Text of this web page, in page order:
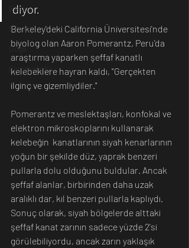
Resim
Sanat
Doğa
Fotoğrafçılık
diyor.
Berkeley'deki California Üniversitesi'nde
biyolog olan Aaron Pomerantz, Peru'da
araştırma yaparken şeffaf kanatlı
kelebeklere hayran kaldı, "Gerçekten
ilginç ve gizemliydiler."
Pomerantz ve meslektaşları, konfokal ve
elektron mikroskoplarını kullanarak
kelebeğin  kanatlarının siyah kenarlarının
yoğun bir şekilde düz, yaprak benzeri
pullarla dolu olduğunu buldular. Ancak
şeffaf alanlar, birbirinden daha uzak
aralıklı dar, kıl benzeri pullarla kaplıydı.
Sonuç olarak, siyah bölgelerde alttaki
şeffaf kanat zarının sadece yüzde 2'si
görülebiliyordu, ancak zarın yaklaşık